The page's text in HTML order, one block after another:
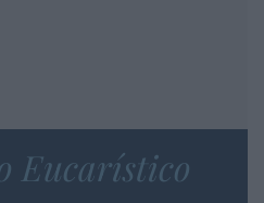
Eucarístico